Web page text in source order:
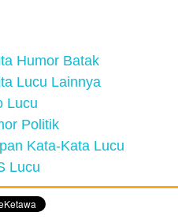
Humor Batak
Lucu Lainnya
Lucu
Politik
Kata-Kata Lucu
Lucu